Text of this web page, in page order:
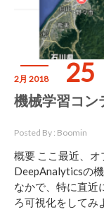
2月 2018 25
機械学習コン
Posted By : Boomin
概要 ここ最近、オ
DeepAnalyticsの
なかで、特に直近
ろ可視化をしてみ